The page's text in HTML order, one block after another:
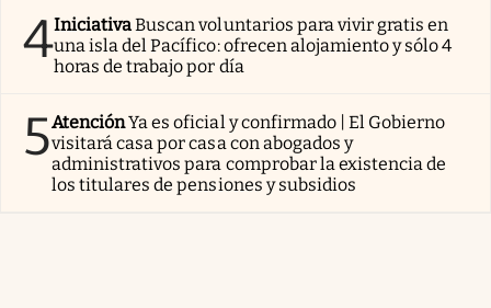
4IniciativaBuscan voluntarios para vivir gratis en
una isla del Pacífico: ofrecen alojamiento y sólo 4
horas de trabajo por día
5AtenciónYa es oficial y confirmado | El Gobierno
visitará casa por casa con abogados y
administrativos para comprobar la existencia de
los titulares de pensiones y subsidios